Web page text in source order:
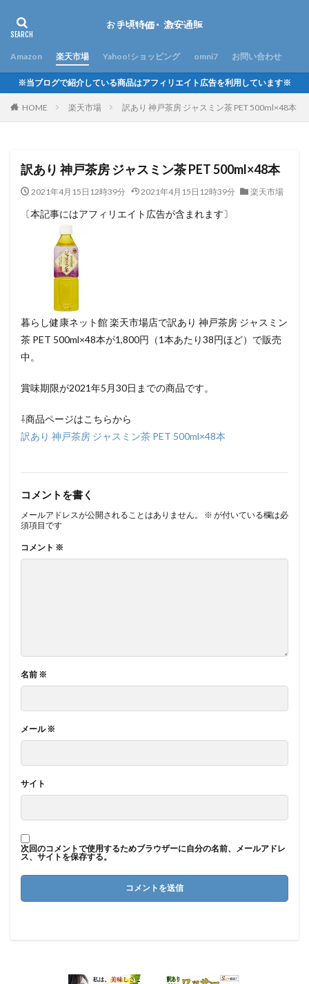
Amazon 楽天市場 Yahoo!ショッピング omni7 お問い合わせ
※当ブログで紹介している商品はアフィリエイト広告を利用しています※
HOME 楽天市場 訳あり 神戸茶房 ジャスミン茶 PET 500ml×48本
訳あり 神戸茶房 ジャスミン茶 PET 500ml×48本
2021年4月15日12時39分 2021年4月15日12時39分 楽天市場
〔本記事にはアフィリエイト広告が含まれます〕
暮らし健康ネット館 楽天市場店で訳あり 神戸茶房 ジャスミン
茶 PET 500ml×48本が1,800円（1本あたり38円ほど）で販売
中。
賞味期限が2021年5月30日までの商品です。
⇩商品ページはこちらから
訳あり 神戸茶房 ジャスミン茶 PET 500ml×48本
コメントを書く
メールアドレスが公開されることはありません。 ※ が付いている欄は必
須項目です
コメント ※
名前 ※
メール※
サイト
次回のコメントで使用するためブラウザーに自分の名前、メールアドレ
ス、サイトを保存する。